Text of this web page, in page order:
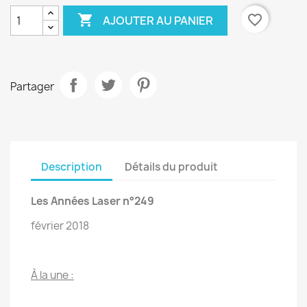
 AJOUTER AU PANIER favorite_border
Partager
Description Détails du produit
Les Années Laser n°249
février 2018
À la une :